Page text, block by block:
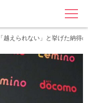
MENU
越えられない」と挙げた納